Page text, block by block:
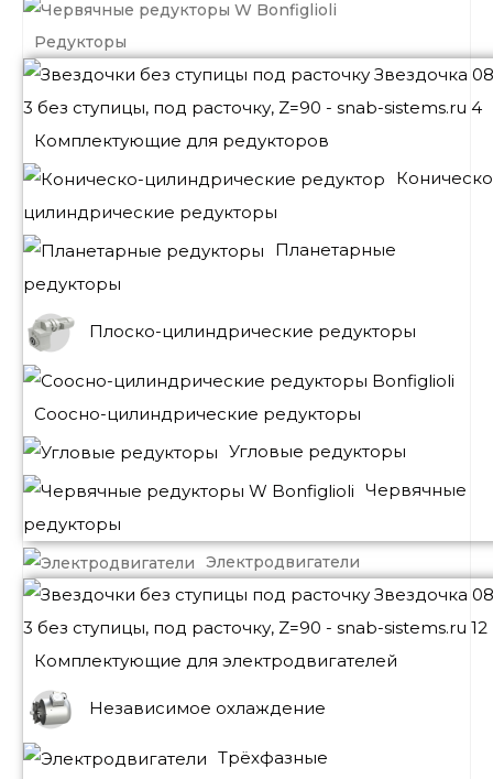
Редукторы
Комплектующие для редукторов
цилиндрические редукторы
Планетарные
редукторы
Плоско-цилиндрические редукторы
Соосно-цилиндрические редукторы
Угловые редукторы
Червячные
редукторы
Электродвигатели
Комплектующие для электродвигателей
Независимое охлаждение
Трёхфазные